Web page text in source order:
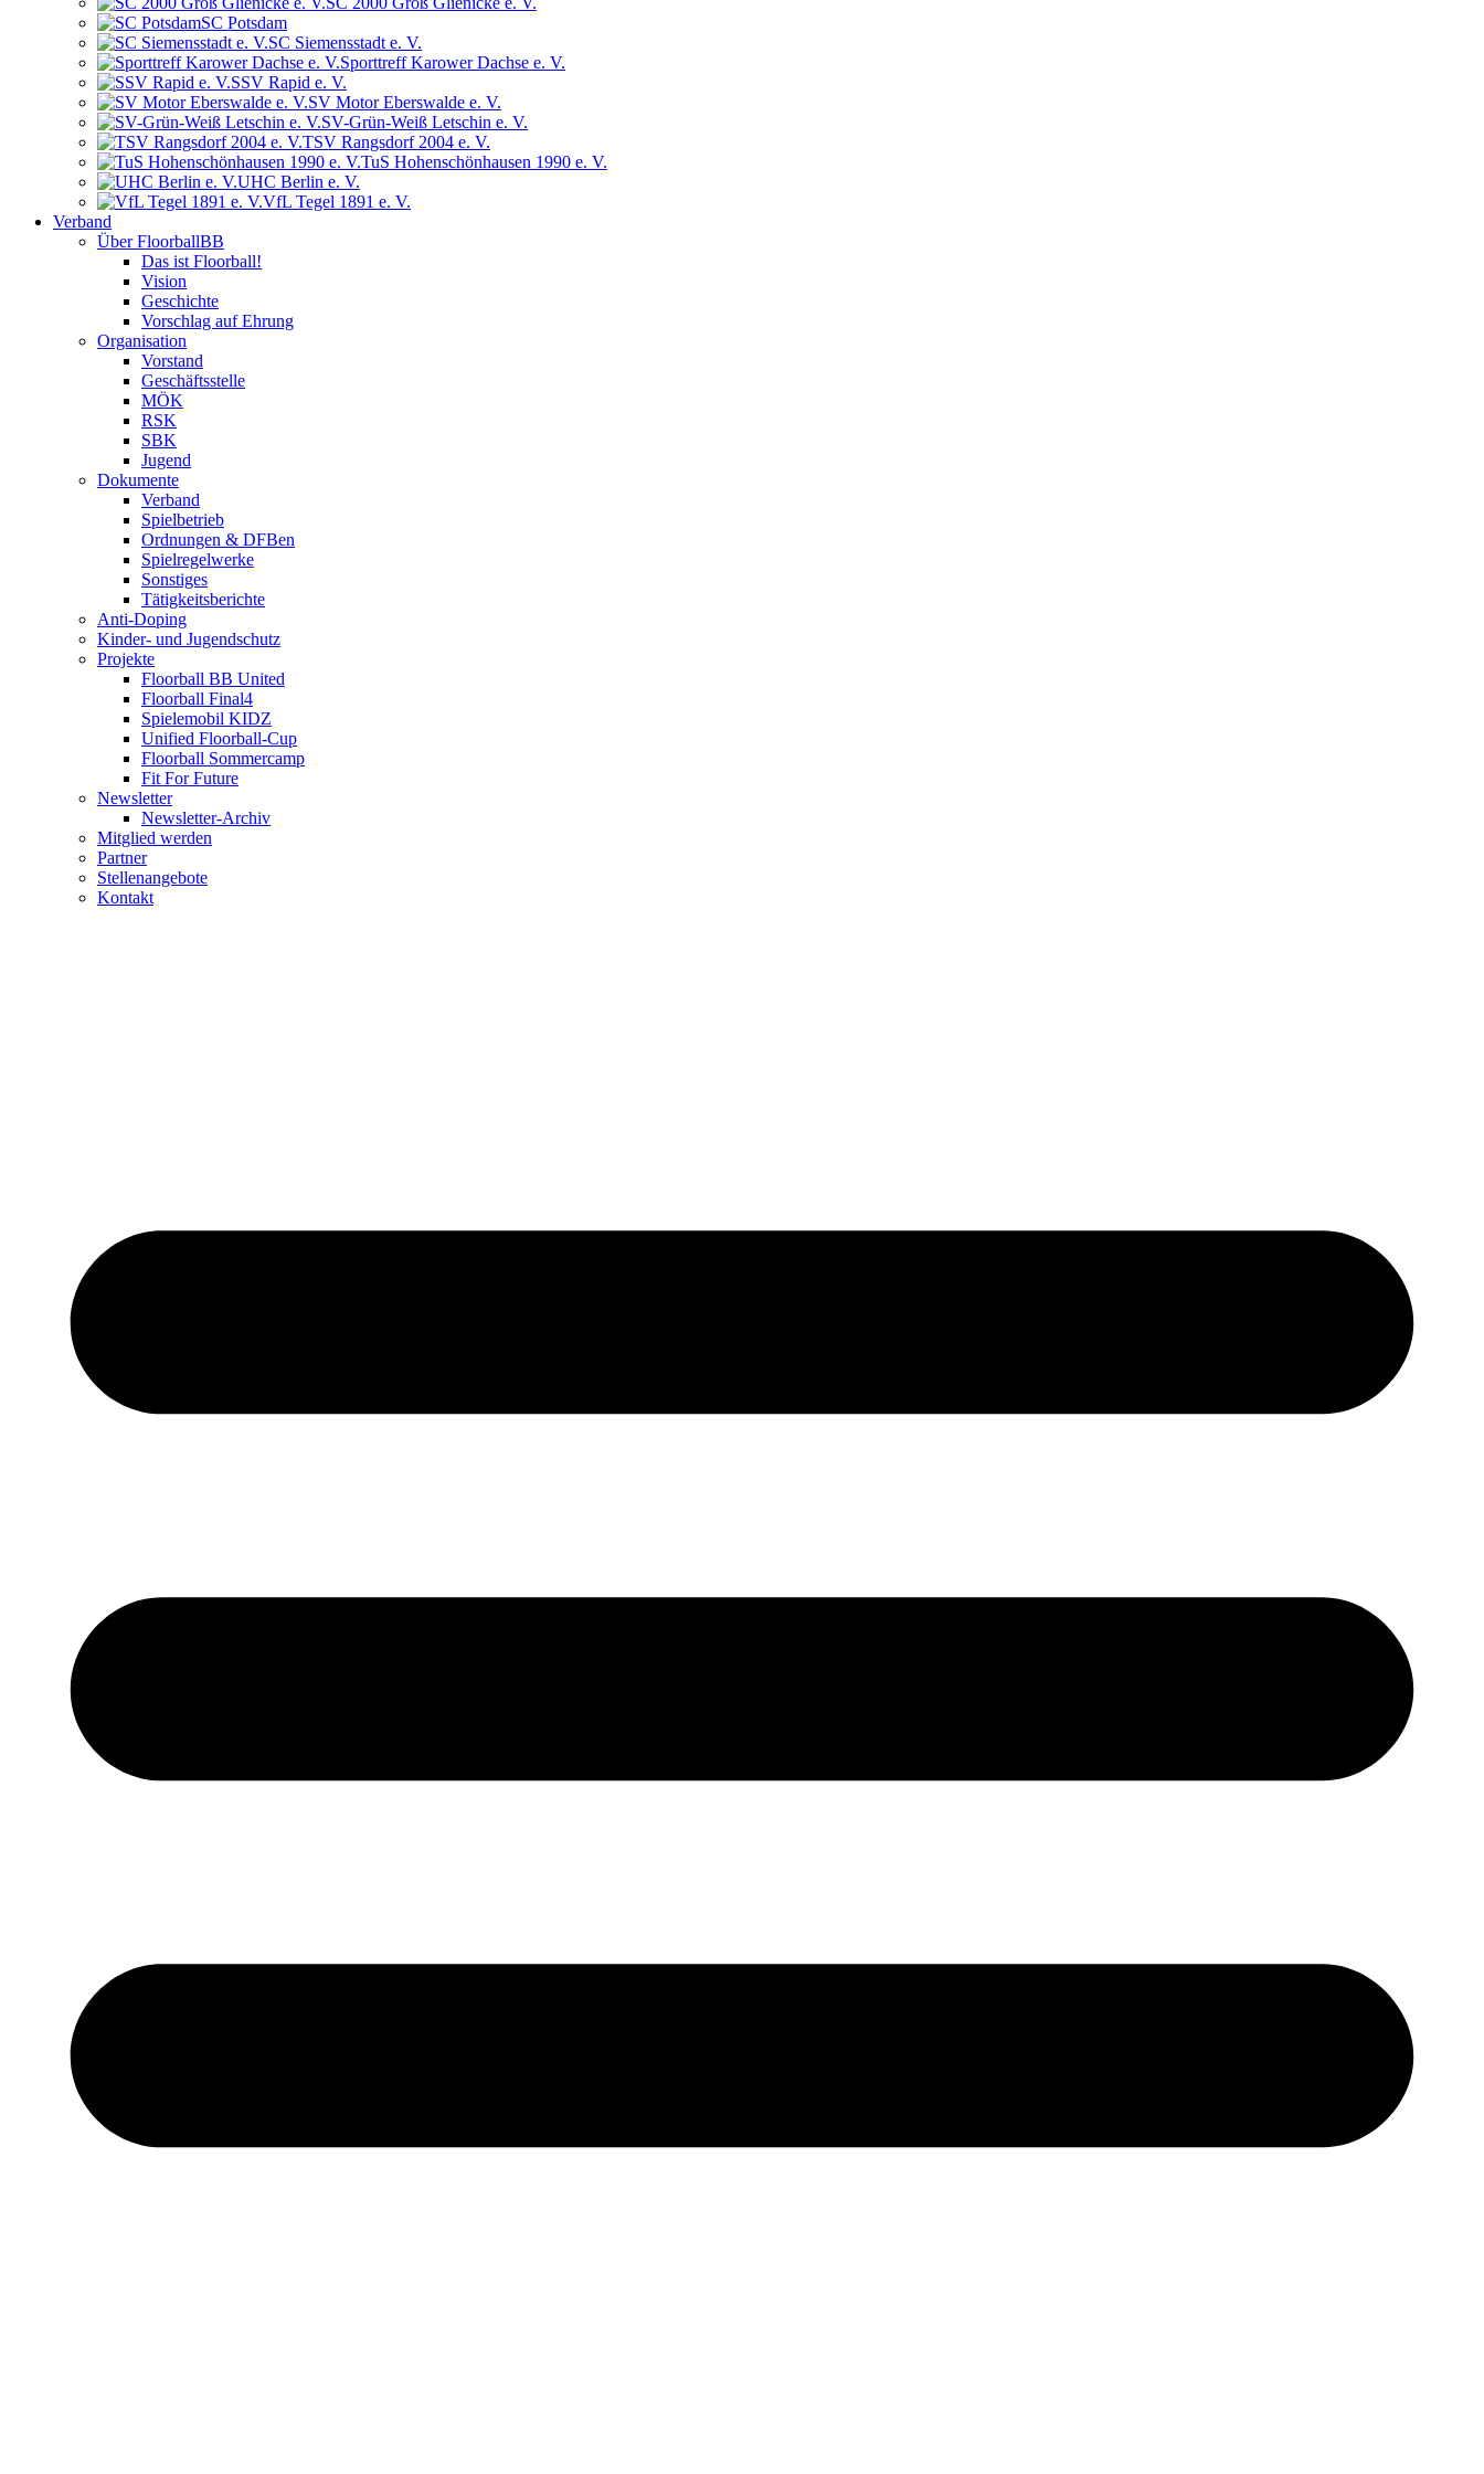
SC Potsdam
SC Siemensstadt e. V.
Sporttreff Karower Dachse e. V.
SSV Rapid e. V.
SV Motor Eberswalde e. V.
SV-Grün-Weiß Letschin e. V.
TSV Rangsdorf 2004 e. V.
TuS Hohenschönhausen 1990 e. V.
UHC Berlin e. V.
VfL Tegel 1891 e. V.
Verband
Über FloorballBB
Das ist Floorball!
Vision
Geschichte
Vorschlag auf Ehrung
Organisation
Vorstand
Geschäftsstelle
MÖK
RSK
SBK
Jugend
Dokumente
Verband
Spielbetrieb
Ordnungen & DFBen
Spielregelwerke
Sonstiges
Tätigkeitsberichte
Anti-Doping
Kinder- und Jugendschutz
Projekte
Floorball BB United
Floorball Final4
Spielemobil KIDZ
Unified Floorball-Cup
Floorball Sommercamp
Fit For Future
Newsletter
Newsletter-Archiv
Mitglied werden
Partner
Stellenangebote
Kontakt